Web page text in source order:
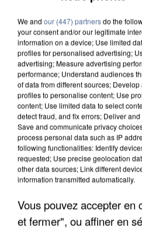
UNE TOURISTE DE L’OISE
COULÉE DE BOUE EN
We and our (447) partnersdo the
your consent and/or our legitimate
information on a device; Use limited
profiles for personalised advertising;
advertising; Measure advertising
performance; Understand audiences
of data from different sources;
profiles to personalise content; Use
content; Use limited data to select
detect fraud, and fix errors; Deliver
Save and communicate privacy
process personal data such as IP
following functionalities: Identify
requested; Use precise geolocation
other data sources; Link different
information transmitted automatically.
Vous pouvez accepter en
et fermer", ou affiner en